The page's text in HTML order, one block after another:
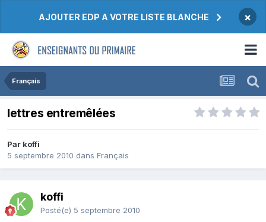
AJOUTER EDP A VOTRE LISTE BLANCHE ×
Français
lettres entremêlées
Par koffi
5 septembre 2010 dans Français
koffi
Posté(e) 5 septembre 2010